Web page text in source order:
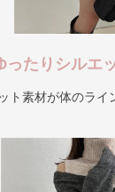
ったりシルエ
ト素材が体のラ